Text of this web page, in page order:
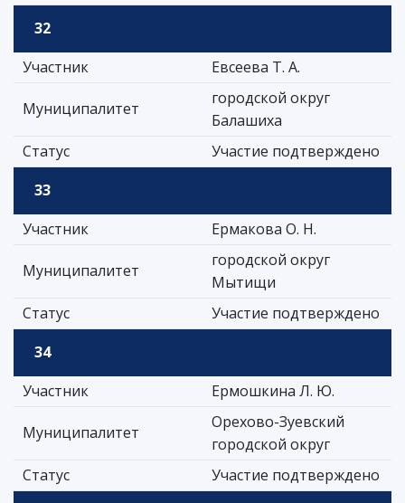
32
Участник
Евсеева Т. А.
Муниципалитет
городской округ
Балашиха
Статус
Участие подтверждено
33
Участник
Ермакова О. Н.
Муниципалитет
городской округ
Мытищи
Статус
Участие подтверждено
34
Участник
Ермошкина Л. Ю.
Муниципалитет
Орехово-Зуевский
городской округ
Статус
Участие подтверждено